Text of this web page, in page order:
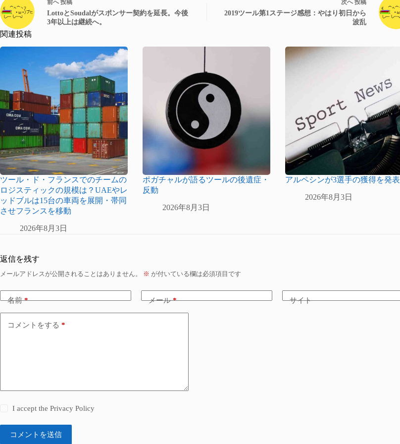
前へ投稿
LottoとSoudalがスポンサー契約を延長。今後
3年以上は継続へ。
次へ投稿
2019ツール第1ステージ感想：やはり初日から
波乱
関連投稿
ツール・ド・フランスでのチームの
ロジスティックの規模は？UAEやレ
ッドブルは15台の車両を展開・帯同
させフランスを移動
2026年8月3日
ポガチャルが語るツールの後遺症・
反動
2026年8月3日
アルペシンが3選手の獲得を発表
2026年8月3日
返信を残す
メールアドレスが公開されることはありません。 ※ が付いている欄は必須項目です
名前* メール* サイト
コメントをする *
I accept thePrivacy Policy
コメントを送信